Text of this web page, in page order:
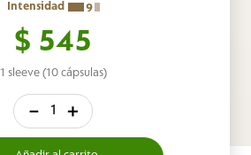
Intensidad 9
$ 545
1 sleeve (10 cápsulas)
＋
－